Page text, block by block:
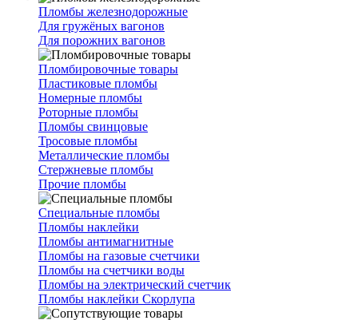
Пломбы железнодорожные
Для гружёных вагонов
Для порожних вагонов
Пломбировочные товары
Пластиковые пломбы
Номерные пломбы
Роторные пломбы
Пломбы свинцовые
Тросовые пломбы
Металлические пломбы
Стержневые пломбы
Прочие пломбы
Специальные пломбы
Пломбы наклейки
Пломбы антимагнитные
Пломбы на газовые счетчики
Пломбы на счетчики воды
Пломбы на электрический счетчик
Пломбы наклейки Скорлупа